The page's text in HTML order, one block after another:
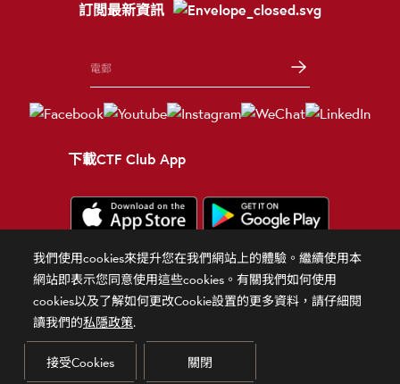
訂閲最新資訊
下載CTF Club App
條款細則 使用條款 隱私政策 官方聲明 相關網站
© 2026 周大福珠寶金行有限公司 版權所有 不得轉載
貴金屬及寶石B類註冊交易商（註冊號碼：B-B-24-01-00028）
我們使用cookies來提升您在我們網站上的體驗。繼續使用本
網站即表示您同意使用這些cookies。有關我們如何使用
cookies以及了解如何更改Cookie設置的更多資料，請仔細閱
讀我們的私隱政策.
接受Cookies 關閉